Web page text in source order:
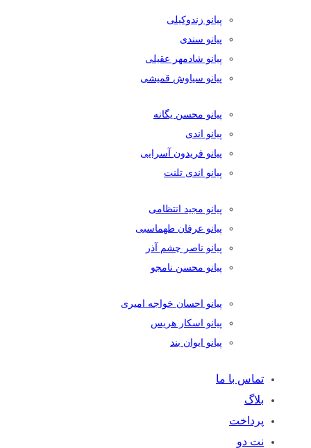
پیانو زندوکیلی
پیانو سندی
پیانو شادمهر عقیلی
پیانو سیاوش قمیشی
پیانو محسن یگانه
پیانو اندی
پیانو فریدون آسرایی
پیانو اندی تلنت
پیانو مجید انتظامی
پیانو عرفان طهماسبی
پیانو ناصر چشم آذر
پیانو محسن نامجو
پیانو احسان خواجه امیری
پیانو اسکار هریس
پیانو ایوان بند
تماس با ما
بلاگ
پرداخت
نت دو